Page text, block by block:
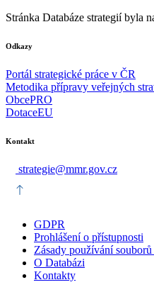
Stránka Databáze strategií byla
Odkazy
Portál strategické práce v ČR
Metodika přípravy veřejných
ObcePRO
DotaceEU
Kontakt
strategie@mmr.gov.cz
GDPR
Prohlášení o přístupnosti
Zásady používání
O Databázi
Kontakty